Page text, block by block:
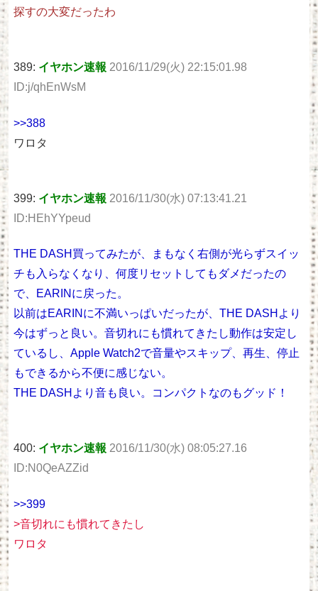
探すの大変だったわ
389: イヤホン速報 2016/11/29(火) 22:15:01.98
ID:j/qhEnWsM
>>388
ワロタ
399: イヤホン速報 2016/11/30(水) 07:13:41.21
ID:HEhYYpeud
THE DASH買ってみたが、まもなく右側が光らずスイッ
チも入らなくなり、何度リセットしてもダメだったの
で、EARINに戻った。
以前はEARINに不満いっぱいだったが、THE DASHより
今はずっと良い。音切れにも慣れてきたし動作は安定し
ているし、Apple Watch2で音量やスキップ、再生、停止
もできるから不便に感じない。
THE DASHより音も良い。コンパクトなのもグッド！
400: イヤホン速報 2016/11/30(水) 08:05:27.16
ID:N0QeAZZid
>>399
>音切れにも慣れてきたし
ワロタ